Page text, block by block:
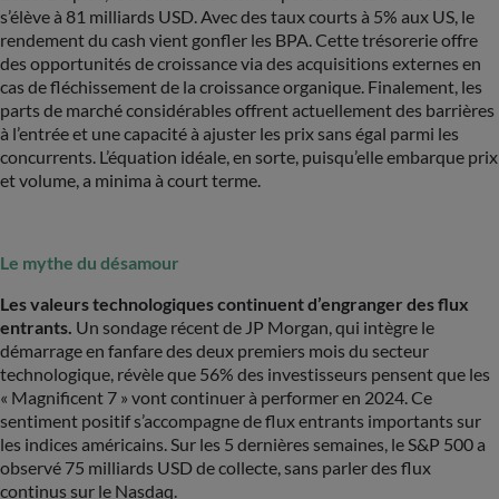
s’élève à 81 milliards USD. Avec des taux courts à 5% aux US, le
rendement du cash vient gonfler les BPA. Cette trésorerie offre
des opportunités de croissance via des acquisitions externes en
cas de fléchissement de la croissance organique. Finalement, les
parts de marché considérables offrent actuellement des barrières
à l’entrée et une capacité à ajuster les prix sans égal parmi les
concurrents. L’équation idéale, en sorte, puisqu’elle embarque prix
et volume, a minima à court terme.
Le mythe du désamour
Les valeurs technologiques continuent d’engranger des flux
entrants. Un sondage récent de JP Morgan, qui intègre le
démarrage en fanfare des deux premiers mois du secteur
technologique, révèle que 56% des investisseurs pensent que les
« Magnificent 7 » vont continuer à performer en 2024. Ce
sentiment positif s’accompagne de flux entrants importants sur
les indices américains. Sur les 5 dernières semaines, le S&P 500 a
observé 75 milliards USD de collecte, sans parler des flux
continus sur le Nasdaq.